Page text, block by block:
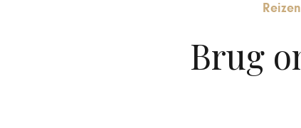
Reizen
Brug